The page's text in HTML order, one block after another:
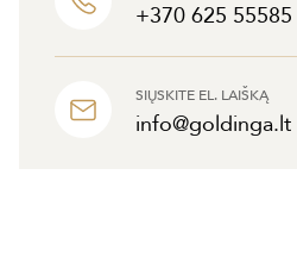
+370 625 55585
SIŲSKITE EL. LAIŠKĄ
info@goldinga.lt